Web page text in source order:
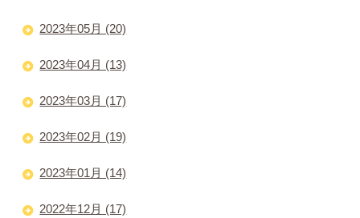
2023年05月 (20)
2023年04月 (13)
2023年03月 (17)
2023年02月 (19)
2023年01月 (14)
2022年12月 (17)